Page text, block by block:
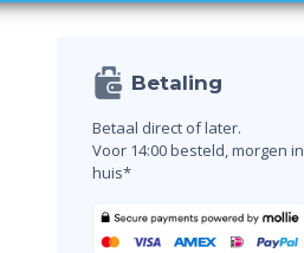
Betaling
Betaal direct of later.
Voor 14:00 besteld, morgen in
huis*